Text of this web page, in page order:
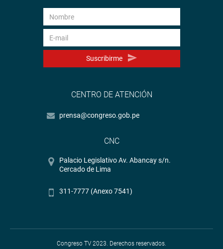
Suscribirme
CENTRO DE ATENCIÓN
prensa@congreso.gob.pe
CNC
Palacio Legislativo Av. Abancay s/n.
Cercado de Lima
311-7777 (Anexo 7541)
Congreso TV 2023. Derechos reservados.